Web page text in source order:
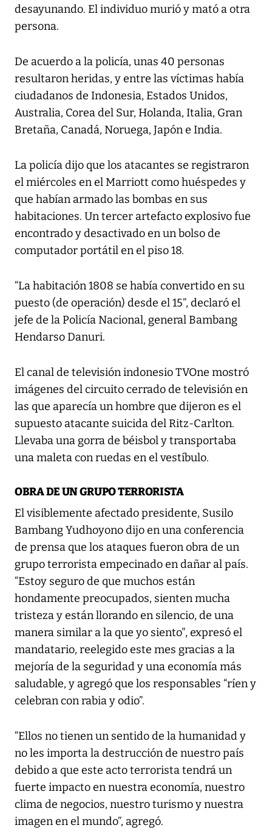
desayunando. El individuo murió y mató a otra
persona.
De acuerdo a la policía, unas 40 personas
resultaron heridas, y entre las víctimas había
ciudadanos de Indonesia, Estados Unidos,
Australia, Corea del Sur, Holanda, Italia, Gran
Bretaña, Canadá, Noruega, Japón e India.
La policía dijo que los atacantes se registraron
el miércoles en el Marriott como huéspedes y
que habían armado las bombas en sus
habitaciones. Un tercer artefacto explosivo fue
encontrado y desactivado en un bolso de
computador portátil en el piso 18.
“La habitación 1808 se había convertido en su
puesto (de operación) desde el 15”, declaró el
jefe de la Policía Nacional, general Bambang
Hendarso Danuri.
El canal de televisión indonesio TVOne mostró
imágenes del circuito cerrado de televisión en
las que aparecía un hombre que dijeron es el
supuesto atacante suicida del Ritz-Carlton.
Llevaba una gorra de béisbol y transportaba
una maleta con ruedas en el vestíbulo.
OBRA DE UN GRUPO TERRORISTA
El visiblemente afectado presidente, Susilo
Bambang Yudhoyono dijo en una conferencia
de prensa que los ataques fueron obra de un
grupo terrorista empecinado en dañar al país.
“Estoy seguro de que muchos están
hondamente preocupados, sienten mucha
tristeza y están llorando en silencio, de una
manera similar a la que yo siento", expresó el
mandatario, reelegido este mes gracias a la
mejoría de la seguridad y una economía más
saludable, y agregó que los responsables “ríen y
celebran con rabia y odio”.
“Ellos no tienen un sentido de la humanidad y
no les importa la destrucción de nuestro país
debido a que este acto terrorista tendrá un
fuerte impacto en nuestra economía, nuestro
clima de negocios, nuestro turismo y nuestra
imagen en el mundo”, agregó.